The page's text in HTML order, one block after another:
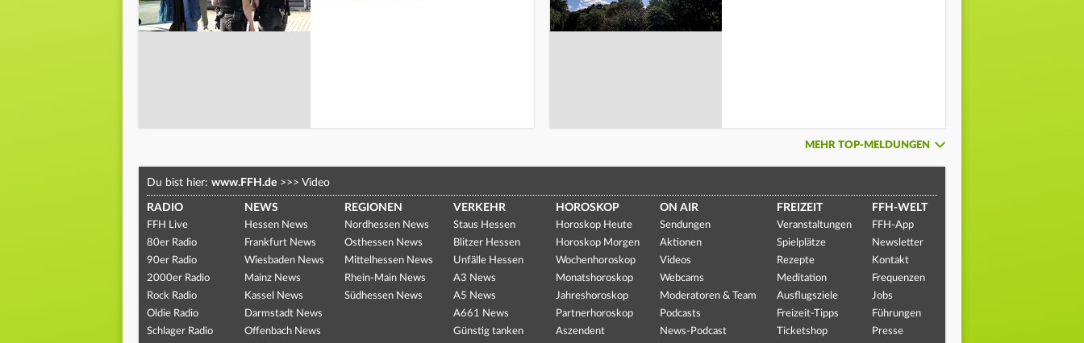
MEHR TOP-MELDUNGEN
Du bist hier: www.FFH.de >>> Video
RADIO
FFH Live
80er Radio
90er Radio
2000er Radio
Rock Radio
Oldie Radio
Schlager Radio
NEWS
Hessen News
Frankfurt News
Wiesbaden News
Mainz News
Kassel News
Darmstadt News
Offenbach News
REGIONEN
Nordhessen News
Osthessen News
Mittelhessen News
Rhein-Main News
Südhessen News
VERKEHR
Staus Hessen
Blitzer Hessen
Unfälle Hessen
A3 News
A5 News
A661 News
Günstig tanken
HOROSKOP
Horoskop Heute
Horoskop Morgen
Wochenhoroskop
Monatshoroskop
Jahreshoroskop
Partnerhoroskop
Aszendent
ON AIR
Sendungen
Aktionen
Videos
Webcams
Moderatoren & Team
Podcasts
News-Podcast
FREIZEIT
Veranstaltungen
Spielplätze
Rezepte
Meditation
Ausflugsziele
Freizeit-Tipps
Ticketshop
FFH-WELT
FFH-App
Newsletter
Kontakt
Frequenzen
Jobs
Führungen
Presse